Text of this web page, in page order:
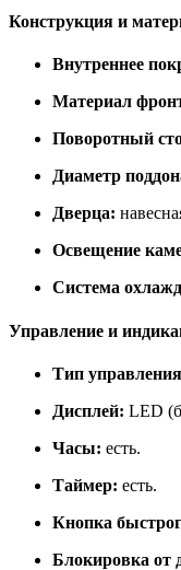
Конструкция и
Внутреннее
Материал
Поворотный
Диаметр
Дверца:
Освещение
Система
Управление и
Тип
Дисплей: LED
Часы: есть.
Таймер: есть.
Кнопка
Блокировка от